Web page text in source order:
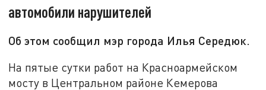
автомобили нарушителей
Об этом сообщил мэр города Илья Середюк.
На пятые сутки работ на Красноармейском
мосту в Центральном районе Кемерова